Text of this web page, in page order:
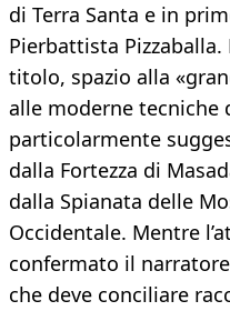
di Terra Santa e in
Pierbattista
titolo, spazio alla
alle moderne tecniche
particolarmente
dalla Fortezza di
dalla Spianata delle
Occidentale. Mentre
confermato il
che deve conciliare